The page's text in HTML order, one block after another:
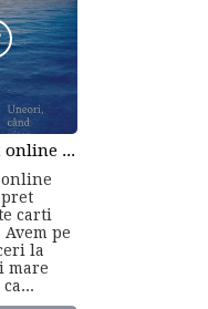
Carti de citit online gratis sau la pret redus - citeste carti online gratis
carti
pe
la
mare